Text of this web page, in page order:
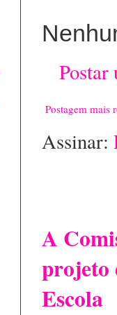
Postar
Postagem mais
Assinar:
A
projeto
Escola